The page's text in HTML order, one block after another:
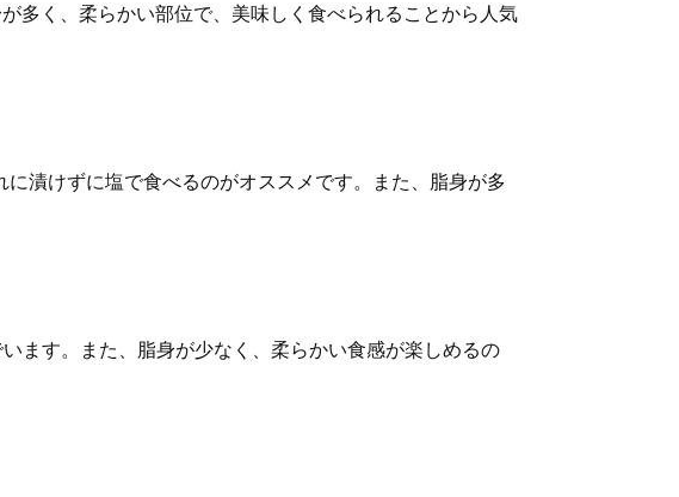
多く、柔らかい部位で、美味しく食べられることから人気
漬けずに塩で食べるのがオススメです。また、脂身が多
ます。また、脂身が少なく、柔らかい食感が楽しめるの